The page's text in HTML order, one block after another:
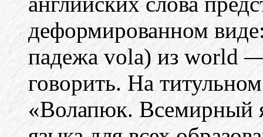
деформированном
падежа vola) из world
говорить. На
«Волапюк. Всемирный